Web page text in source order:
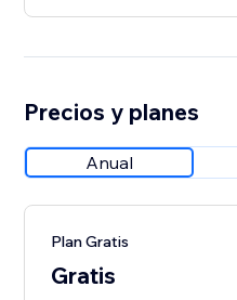
Precios y planes
Anual
Plan Gratis
Gratis